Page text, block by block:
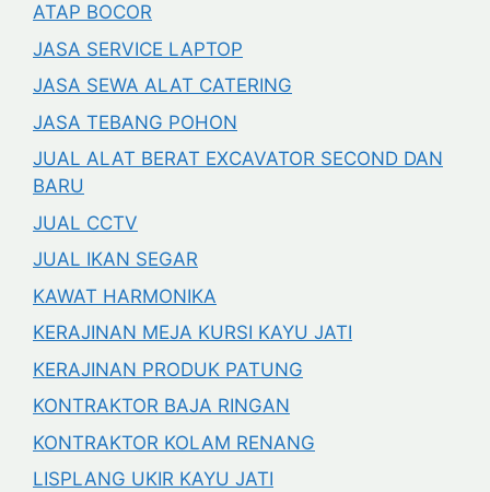
ATAP BOCOR
JASA SERVICE LAPTOP
JASA SEWA ALAT CATERING
JASA TEBANG POHON
JUAL ALAT BERAT EXCAVATOR SECOND DAN
BARU
JUAL CCTV
JUAL IKAN SEGAR
KAWAT HARMONIKA
KERAJINAN MEJA KURSI KAYU JATI
KERAJINAN PRODUK PATUNG
KONTRAKTOR BAJA RINGAN
KONTRAKTOR KOLAM RENANG
LISPLANG UKIR KAYU JATI